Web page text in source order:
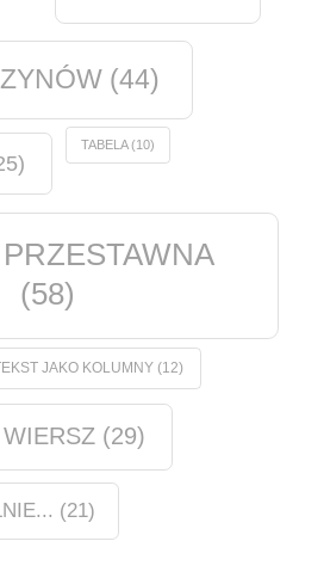
(44)
TABELA(10)
(58)
JAKO KOLUMNY(12)
WIERSZ(29)
(21)